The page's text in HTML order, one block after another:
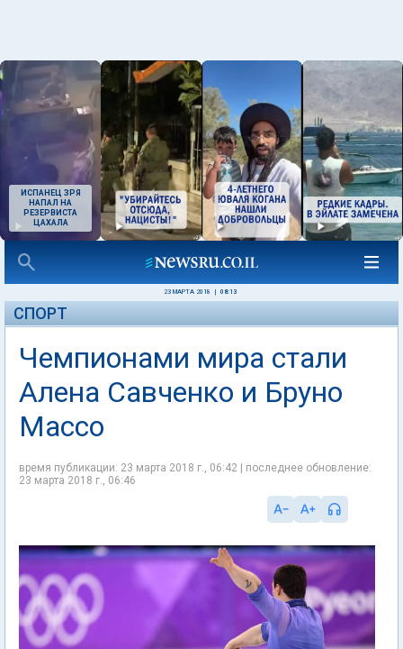
ИСПАНЕЦ ЗРЯ
НАПАЛ НА
РЕЗЕРВИСТА
ЦАХАЛА
23 МАРТА 2018 08:13
СПОРТ
Чемпионами мира стали
Алена Савченко и Бруно
Массо
время публикации: 23 марта 2018 г., 06:42 | последнее обновление:
23 марта 2018 г., 06:46